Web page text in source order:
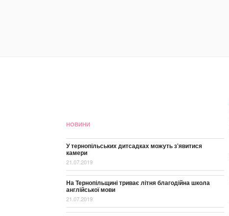
НОВИНИ
У тернопільських дитсадках можуть з’явитися
камери
21.07.2019
На Тернопільщині триває літня благодійна школа
англійської мови
21.07.2019